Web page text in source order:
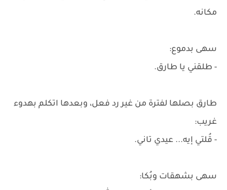
مكانه.
سهى بدموع:
- طلقني يا طارق.
طارق بصلها لفترة من غير رد فعل، وبعدها اتكلم بهدوء
غريب:
- قُلتي إيه... عيدي تاني.
سهى بشهقات وبُكا: